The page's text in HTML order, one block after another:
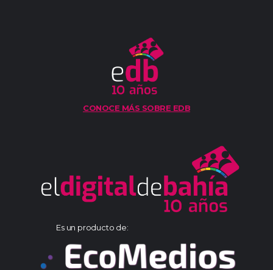
CONOCE MÁS SOBRE EDB
Es un producto de: